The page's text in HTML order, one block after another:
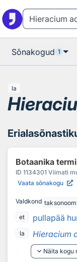
Sõnakogud 1
la
Botaanika
ID 1134301 Viimati
Vaata sõnakogu
Valdkond
et
pullapää
la Hieracium
keyboard_arrow_down Näita kogu